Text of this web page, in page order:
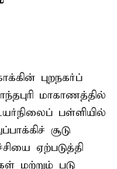
புறநகர்ப்
மாகாணத்தில்
பள்ளியில்
சூடு
ஏற்படுத்தி
மற்றும் படு